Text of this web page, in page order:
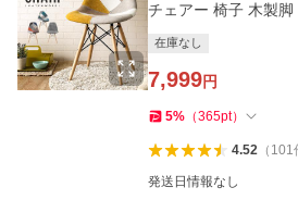
チェアー 椅子 木製
在庫なし
7,999円
5% （365pt）
4.52（ 101
発送日情報なし